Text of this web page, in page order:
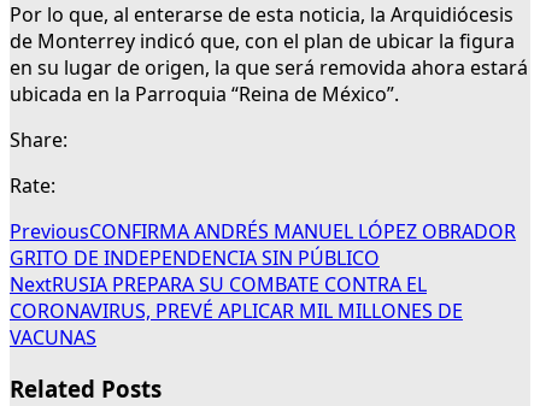
Por lo que, al enterarse de esta noticia, la Arquidiócesis
de Monterrey indicó que, con el plan de ubicar la figura
en su lugar de origen, la que será removida ahora estará
ubicada en la Parroquia “Reina de México”.
Share:
Rate:
PreviousCONFIRMA ANDRÉS MANUEL LÓPEZ OBRADOR
GRITO DE INDEPENDENCIA SIN PÚBLICO
NextRUSIA PREPARA SU COMBATE CONTRA EL
CORONAVIRUS, PREVÉ APLICAR MIL MILLONES DE
VACUNAS
Related Posts